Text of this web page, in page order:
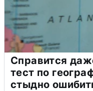
Справится
тест по
стыдно